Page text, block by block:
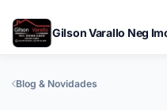
Gilson Varallo Neg
Blog & Novidades